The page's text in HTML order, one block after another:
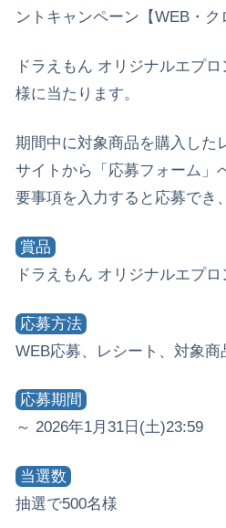
ントキャンペーン【WEB・ク
ドラえもん オリジナルエプ
様に当たります。
期間中に対象商品を購入した
サイトから「応募フォーム」
要事項を入力すると応募でき
賞品
ドラえもん オリジナルエプロ
応募方法
WEB応募、レシート、対象商
応募期間
～ 2026年1月31日(土)23:59
当選数
抽選で500名様